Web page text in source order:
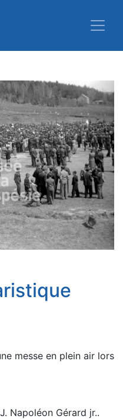
messe en plein air lors
Napoléon Gérard jr..